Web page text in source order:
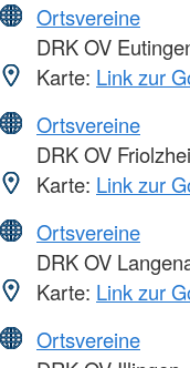
Ortsvereine
DRK OV
Karte: Link zur
Ortsvereine
DRK OV
Karte: Link zur
Ortsvereine
DRK OV
Karte: Link zur
Ortsvereine